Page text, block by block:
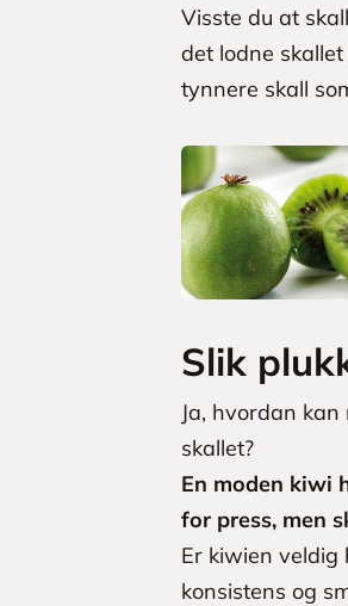
Visste du at
det lodne
tynnere skall
Slik
Ja, hvordan
skallet?
En moden kiwi
for press, men
Er kiwien veldig
konsistens og